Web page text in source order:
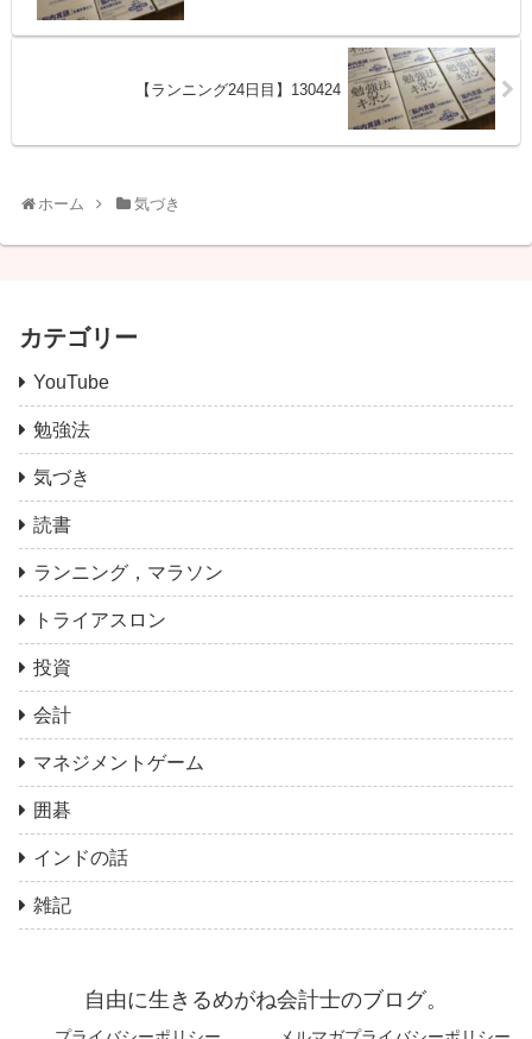
【ランニング24日目】130424
ホーム 気づき
カテゴリー
YouTube
勉強法
気づき
読書
ランニング，マラソン
トライアスロン
投資
会計
マネジメントゲーム
囲碁
インドの話
雑記
自由に生きるめがね会計士のブログ。